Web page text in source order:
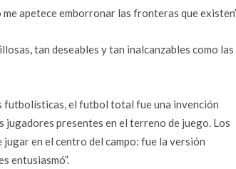
apetece emborronar las fronteras que
tan deseables y tan inalcanzables como las
futbolísticas, el futbol total fue una invención
presentes en el terreno de juego. Los
en el centro del campo: fue la versión
entusiasmó”.